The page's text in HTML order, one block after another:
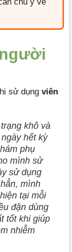
sử dụng viên
khô và
hết kỳ
phụ
mình sử
sử dụng
mình
tại mỗi
đặn dùng
tốt khi giúp
nhiễm